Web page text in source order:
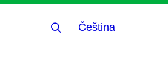
Čeština